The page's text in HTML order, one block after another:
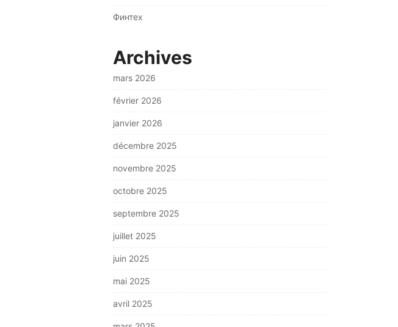
Финтех
Archives
mars 2026
février 2026
janvier 2026
décembre 2025
novembre 2025
octobre 2025
septembre 2025
juillet 2025
juin 2025
mai 2025
avril 2025